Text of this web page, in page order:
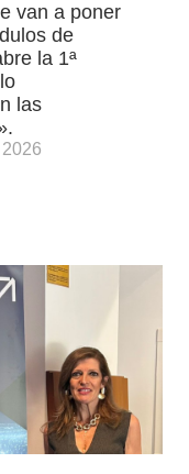
van a poner
de
la 1ª
las